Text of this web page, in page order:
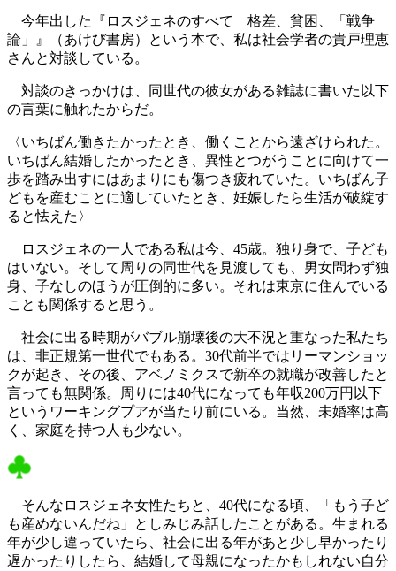
今年出した『ロスジェネのすべて 格差、貧困、「戦争
論」』（あけび書房）という本で、私は社会学者の貴戸理恵
さんと対談している。
対談のきっかけは、同世代の彼女がある雑誌に書いた以下
の言葉に触れたからだ。
〈いちばん働きたかったとき、働くことから遠ざけられた。
いちばん結婚したかったとき、異性とつがうことに向けて一
歩を踏み出すにはあまりにも傷つき疲れていた。いちばん子
どもを産むことに適していたとき、妊娠したら生活が破綻す
ると怯えた〉
ロスジェネの一人である私は今、45歳。独り身で、子ども
はいない。そして周りの同世代を見渡しても、男女問わず独
身、子なしのほうが圧倒的に多い。それは東京に住んでいる
ことも関係すると思う。
社会に出る時期がバブル崩壊後の大不況と重なった私たち
は、非正規第一世代でもある。30代前半ではリーマンショッ
クが起き、その後、アベノミクスで新卒の就職が改善したと
言っても無関係。周りには40代になっても年収200万円以下
というワーキングプアが当たり前にいる。当然、未婚率は高
く、家庭を持つ人も少ない。
そんなロスジェネ女性たちと、40代になる頃、「もう子ど
も産めないんだね」としみじみ話したことがある。生まれる
年が少し違っていたら、社会に出る年があと少し早かったり
遅かったりしたら、結婚して母親になったかもしれない自分